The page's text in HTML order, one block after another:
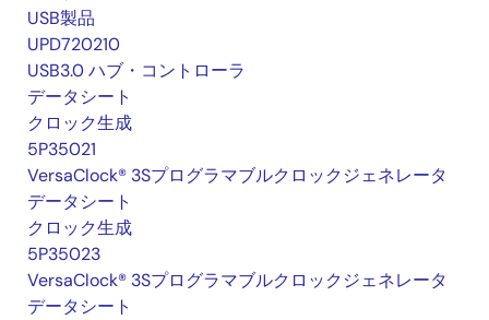
USB製品
UPD720210
USB3.0 ハブ・コントローラ
データシート
クロック生成
5P35021
VersaClock® 3Sプログラマブルクロックジェネレータ
データシート
クロック生成
5P35023
VersaClock® 3Sプログラマブルクロックジェネレータ
データシート